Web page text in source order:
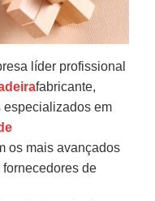
líder profissional
fabricante,
especializados em
os mais avançados
de